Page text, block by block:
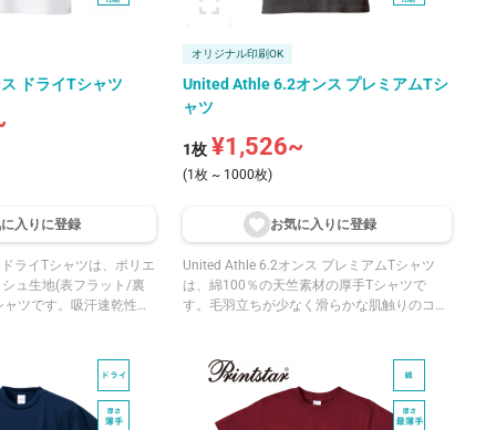
ドライTシャツ
入りに登録
ライTシャツは、ポリエ
ュ生地(表フラット/裏
ツです。吸汗速乾性に
祭や文化祭などの学校
度の屋外活動に向いて
ラック・ロイヤルブル
ら、蛍光イエロー・蛍
オリジナル印刷OK
United Athle 6.2オンス プレミアムTシ
ャツ
1枚 ¥1,526~
(1枚 ~ 1000枚)
お気に入りに登録
United Athle 6.2オンス プレミアムTシャツ
は、綿100％の天竺素材の厚手Tシャツで
す。毛羽立ちが少なく滑らかな肌触りのコー
防ぎます。切れるタグ仕様で、ブランドネー
ムのみ切り取れば品質表示・サイズ・原産国
の表記はそのまま使用できるのが特徴です。
ホワイト・ブラック・ネイビーなどの定番カ